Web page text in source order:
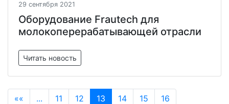
29 сентября 2021
Оборудование Frautech для
молокоперерабатывающей отрасли
Читать новость
«« ... 11 12 13 14 15 16